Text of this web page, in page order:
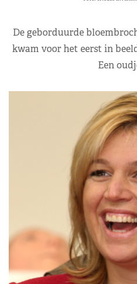
De geborduurde
kwam voor het eerst in
Een